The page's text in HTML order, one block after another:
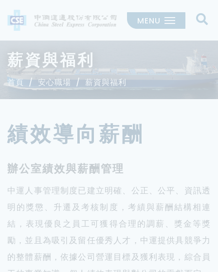
MENU
薪資與福利
首頁 安心職場 薪資與福利
績效導向薪酬
辦公室績效與薪酬管理
中運人事管理制度已建立明確、公正、公平、資訊透
明的獎懲、升遷及考核制度，考績與薪酬結構相連
結，表現優良之員工可獲得合理的調薪、獎金等獎
勵，並且為吸引及留任優秀人才，中運提供具競爭力
的整體薪酬，依據公司營運目標及獲利表現，綜合員